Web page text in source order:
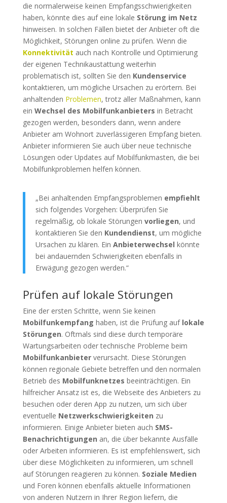
die normalerweise keinen Empfangsschwierigkeiten
haben, könnte dies auf eine lokale Störung im Netz
hinweisen. In solchen Fällen bietet der Anbieter oft die
Möglichkeit, Störungen online zu prüfen. Wenn die
Konnektivität auch nach Kontrolle und Optimierung
der eigenen Technikaustattung weiterhin
problematisch ist, sollten Sie den Kundenservice
kontaktieren, um mögliche Ursachen zu erörtern. Bei
anhaltenden Problemen, trotz aller Maßnahmen, kann
ein Wechsel des Mobilfunkanbieters in Betracht
gezogen werden, besonders dann, wenn andere
Anbieter am Wohnort zuverlässigeren Empfang bieten.
Anbieter informieren Sie auch über neue technische
Lösungen oder Updates auf Mobilfunkmasten, die bei
Mobilfunkproblemen helfen können.
„Bei anhaltenden Empfangsproblemen empfiehlt
sich folgendes Vorgehen: Überprüfen Sie
regelmäßig, ob lokale Störungen vorliegen, und
kontaktieren Sie den Kundendienst, um mögliche
Ursachen zu klären. Ein Anbieterwechsel könnte
bei andauernden Schwierigkeiten ebenfalls in
Erwägung gezogen werden.“
Prüfen auf lokale Störungen
Eine der ersten Schritte, wenn Sie keinen
Mobilfunkempfang haben, ist die Prüfung auf lokale
Störungen. Oftmals sind diese durch temporäre
Wartungsarbeiten oder technische Probleme beim
Mobilfunkanbieterverursacht. Diese Störungen
können regionale Gebiete betreffen und den normalen
Betrieb des Mobilfunknetzes beeinträchtigen. Ein
hilfreicher Ansatz ist es, die Webseite des Anbieters zu
besuchen oder deren App zu nutzen, um sich über
eventuelle Netzwerkschwierigkeiten zu
informieren. Einige Anbieter bieten auch SMS-
Benachrichtigungen an, die über bekannte Ausfälle
oder Arbeiten informieren. Es ist empfehlenswert, sich
über diese Möglichkeiten zu informieren, um schnell
auf Störungen reagieren zu können. Soziale Medien
und Foren können ebenfalls aktuelle Informationen
von anderen Nutzern in Ihrer Region liefern, die